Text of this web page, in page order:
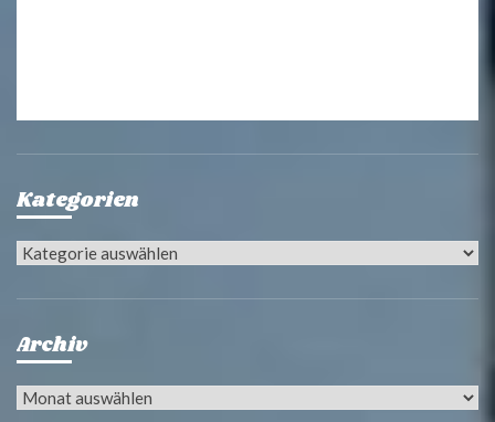
Kategorien
Kategorien
Archiv
Archiv